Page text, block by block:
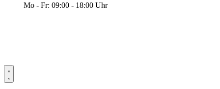
Mo - Fr: 09:00 - 18:00 Uhr